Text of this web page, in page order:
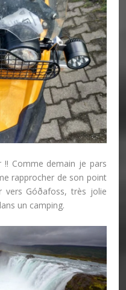
!! Comme demain je pars
rapprocher de son point
vers Góðafoss, très jolie
un camping.